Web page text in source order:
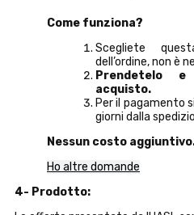
Come funziona?
Scegliete
dell’ordine, non è
Prendetelo
acquisto.
Per il pagamento
giorni dalla
Nessun costo
Ho altre domande
4- Prodotto: